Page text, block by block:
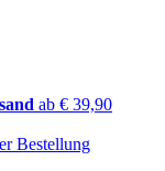
ab € 39,90
Bestellung